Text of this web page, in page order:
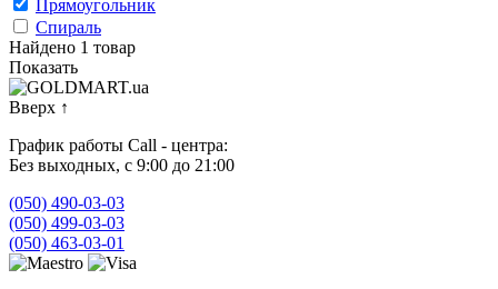
Прямоугольник
Спираль
Найдено 1 товар
Показать
Вверх ↑
График работы Call - центра:
Без выходных, с 9:00 до 21:00
(050) 490-03-03
(050) 499-03-03
(050) 463-03-01